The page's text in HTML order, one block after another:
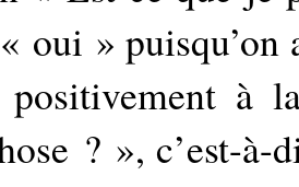
oui » puisqu’on
positivement à
? », c’est-